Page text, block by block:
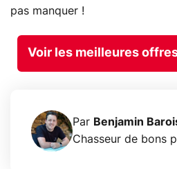
pas manquer !
Voir les meilleures
Par Benjamin
Chasseur de bons